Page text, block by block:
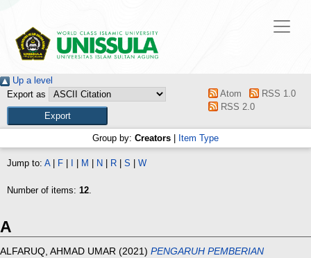
Up a level
Export as
Atom
RSS 1.0
RSS 2.0
Group by: Creators Item Type
Jump to: A| F M N R S W
Number of items: 12.
A
ALFARUQ, AHMAD UMAR (2021) PENGARUH PEMBERIAN